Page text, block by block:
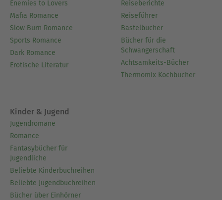
Enemies to Lovers
Mafia Romance
Slow Burn Romance
Sports Romance
Dark Romance
Erotische Literatur
Reiseberichte
Reiseführer
Bastelbücher
Bücher für die
Schwangerschaft
Achtsamkeits-Bücher
Thermomix Kochbücher
Kinder & Jugend
Jugendromane
Romance
Fantasybücher für
Jugendliche
Beliebte Kinderbuchreihen
Beliebte Jugendbuchreihen
Bücher über Einhörner